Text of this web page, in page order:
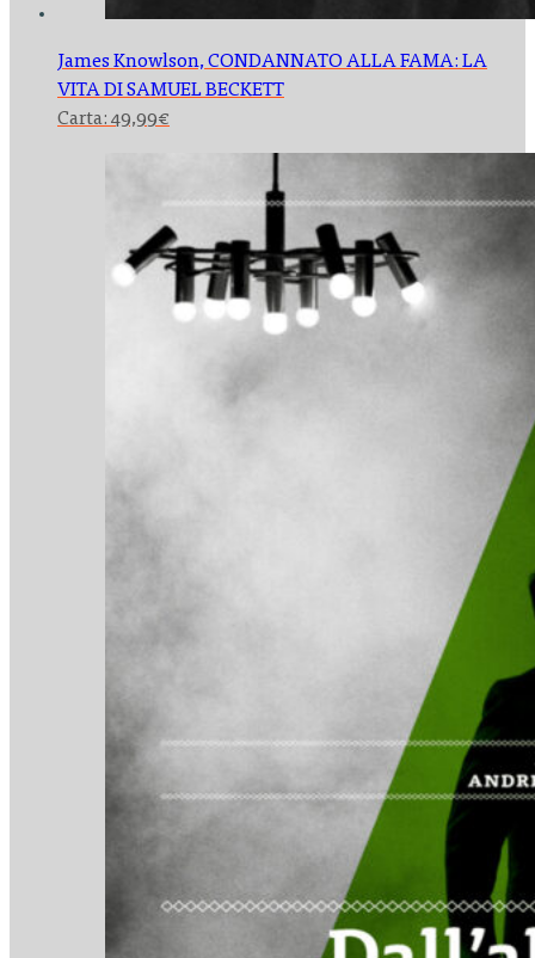
James Knowlson,CONDANNATO ALLA FAMA: LA
VITA DI SAMUEL BECKETT
Carta: 49,99€